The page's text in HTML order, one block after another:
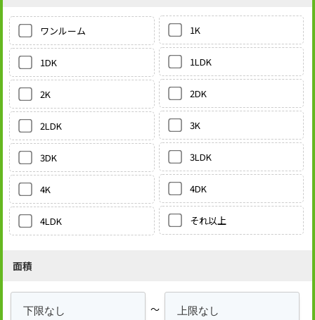
ワンルーム 1K
1DK 1LDK
2K 2DK
2LDK 3K
3DK 3LDK
4K 4DK
4LDK それ以上
面積
～